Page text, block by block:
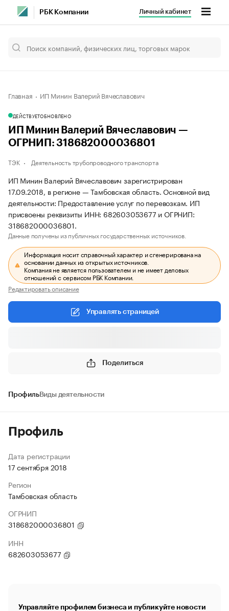
РБК Компании Личный кабинет
Главная ИП Минин Валерий Вячеславович
ДЕЙСТВУЕТОБНОВЛЕНО
ИП Минин Валерий Вячеславович —
ОГРНИП: 318682000036801
ТЭК Деятельность трубопроводного транспорта
ИП Минин Валерий Вячеславович зарегистрирован
17.09.2018, в регионе — Тамбовская область. Основной вид
деятельности: Предоставление услуг по перевозкам. ИП
присвоены реквизиты ИНН: 682603053677 и ОГРНИП:
318682000036801.
Данные получены из публичных государственных источников.
Информация носит справочный характер и сгенерирована на
основании данных из открытых источников.
Компания не является пользователем и не имеет деловых
отношений с сервисом РБК Компании.
Редактировать описание
Управлять страницей
Поделиться
ПрофильВиды деятельности
Профиль
Дата регистрации
17 сентября 2018
Регион
Тамбовская область
ОГРНИП
318682000036801
ИНН
682603053677
Управляйте профилем бизнеса и публикуйте новости